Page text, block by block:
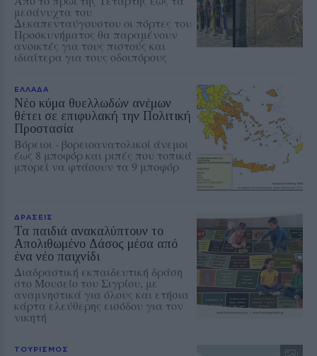
μεσάνυχτα του
Δεκαπενταύγουστου οι πόρτες του
Προσκυνήματος θα παραμένουν
ανοικτές για τους πιστούς και
ιδιαίτερα για τους οδοιπόρους
ΕΛΛΑΔΑ
Νέο κύμα θυελλωδών ανέμων
θέτει σε επιφυλακή την Πολιτική
Προστασία
Βόρειοι - βορειοανατολικοί άνεμοι
έως 8 μποφόρ και ριπές που τοπικά
μπορεί να φτάσουν τα 9 μποφόρ
ΔΡΑΣΕΙΣ
Τα παιδιά ανακαλύπτουν το
Απολιθωμένο Δάσος μέσα από
ένα νέο παιχνίδι
Διαδραστική εκπαιδευτική δράση
στο Μουσείο του Σιγρίου, με
αναμνηστικά για όλους και ετήσια
κάρτα ελεύθερης εισόδου για τον
νικητή
ΤΟΥΡΙΣΜΟΣ